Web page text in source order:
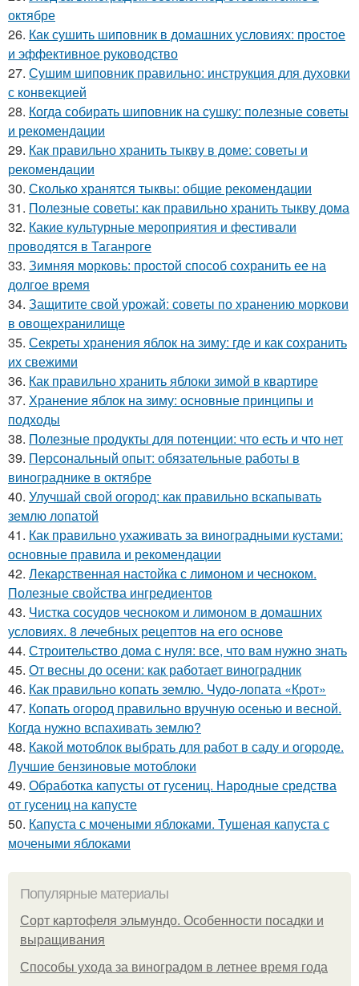
октябре
26. Как сушить шиповник в домашних условиях: простое
и эффективное руководство
27. Сушим шиповник правильно: инструкция для духовки
с конвекцией
28. Когда собирать шиповник на сушку: полезные советы
и рекомендации
29. Как правильно хранить тыкву в доме: советы и
рекомендации
30. Сколько хранятся тыквы: общие рекомендации
31. Полезные советы: как правильно хранить тыкву дома
32. Какие культурные мероприятия и фестивали
проводятся в Таганроге
33. Зимняя морковь: простой способ сохранить ее на
долгое время
34. Защитите свой урожай: советы по хранению моркови
в овощехранилище
35. Секреты хранения яблок на зиму: где и как сохранить
их свежими
36. Как правильно хранить яблоки зимой в квартире
37. Хранение яблок на зиму: основные принципы и
подходы
38. Полезные продукты для потенции: что есть и что нет
39. Персональный опыт: обязательные работы в
винограднике в октябре
40. Улучшай свой огород: как правильно вскапывать
землю лопатой
41. Как правильно ухаживать за виноградными кустами:
основные правила и рекомендации
42. Лекарственная настойка с лимоном и чесноком.
Полезные свойства ингредиентов
43. Чистка сосудов чесноком и лимоном в домашних
условиях. 8 лечебных рецептов на его основе
44. Строительство дома с нуля: все, что вам нужно знать
45. От весны до осени: как работает виноградник
46. Как правильно копать землю. Чудо-лопата «Крот»
47. Копать огород правильно вручную осенью и весной.
Когда нужно вспахивать землю?
48. Какой мотоблок выбрать для работ в саду и огороде.
Лучшие бензиновые мотоблоки
49. Обработка капусты от гусениц. Народные средства
от гусениц на капусте
50. Капуста с мочеными яблоками. Тушеная капуста с
мочеными яблоками
Популярные материалы
Сорт картофеля эльмундо. Особенности посадки и
выращивания
Способы ухода за виноградом в летнее время года